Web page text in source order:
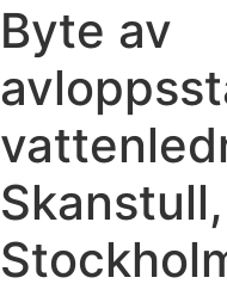
Byte av